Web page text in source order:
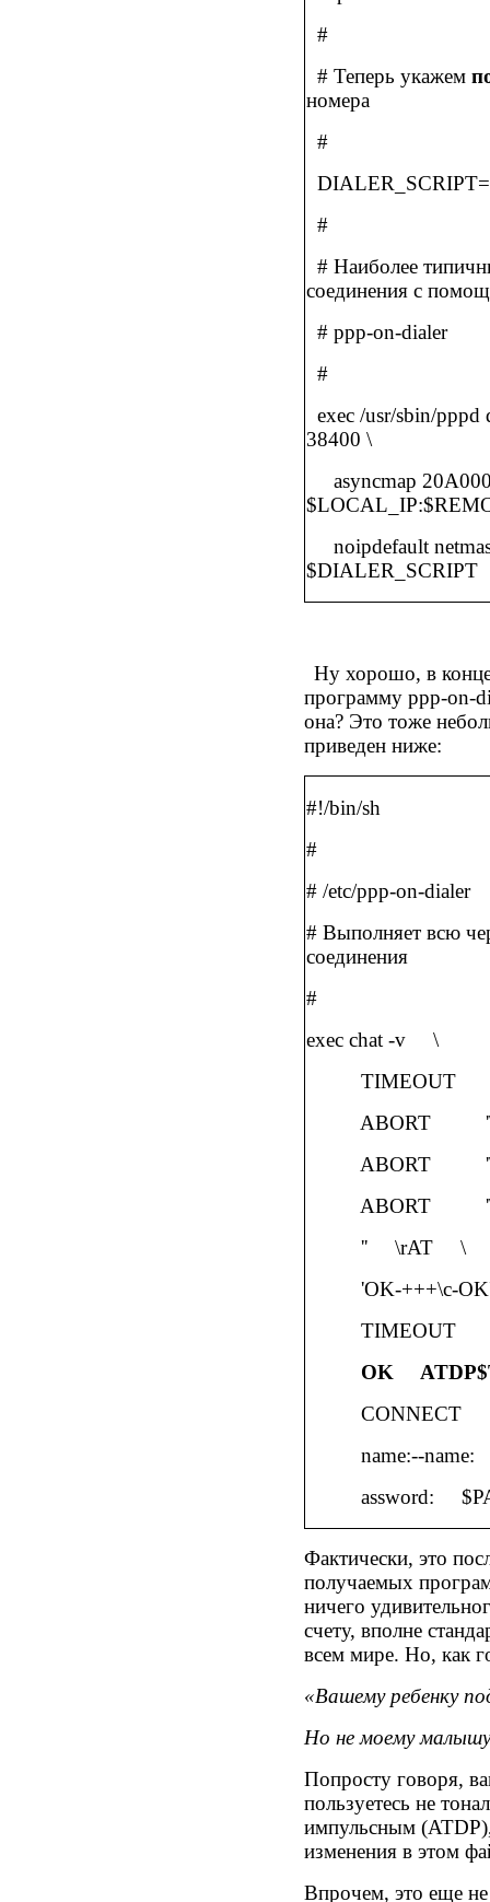
#
# Теперь укажем
номера
#
#
# Наиболее
соединения с
# ppp-on-dialer
#
exec /usr/sbin/pppd
38400 \
asyncmap
noipdefault
$DIALER_SCRIPT
Ну хорошо, в
программу ppp-on-
она? Это тоже
приведен ниже:
#!/bin/sh
#
#/etc/ppp-on-dialer
# Выполняет всю
соединения
#
exec chat -v
\
TIMEOUT
ABORT
ABORT
ABORT
''
\rAT
\
'OK-+++\c-
TIMEOUT
OK
CONNECT
name:--name:
assword:
Фактически, это
получаемых
ничего
счету, вполне
всем мире. Но, как
«Вашему ребенку
Но не моему
Попросту говоря,
пользуетесь не
импульсным (
изменения в этом
Впрочем, это еще не